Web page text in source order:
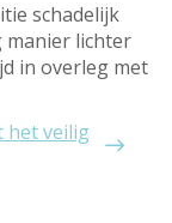
schadelijk
manier lichter
in overleg met
het veilig